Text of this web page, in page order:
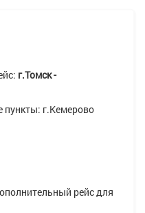
г.Томск -
г.Кемерово
рейс для